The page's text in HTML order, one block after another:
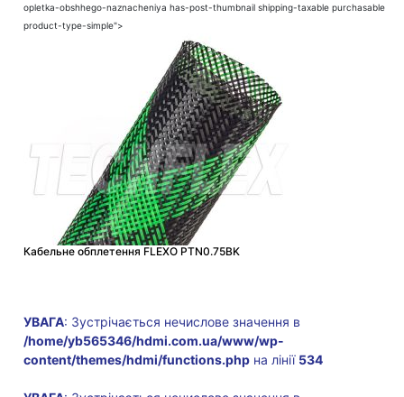
opletka-obshhego-naznacheniya has-post-thumbnail shipping-taxable purchasable
product-type-simple">
Кабельне обплетення FLEXO PTN0.75BK
УВАГА: Зустрічається нечислове значення в
/home/yb565346/hdmi.com.ua/www/wp-
content/themes/hdmi/functions.php на лінії 534